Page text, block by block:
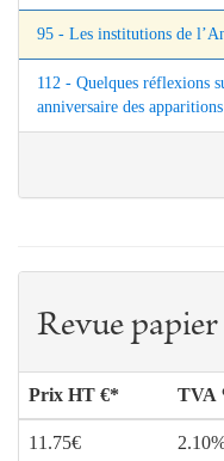
95 - Les institutions de
112 - Quelques réflexions
anniversaire des apparitions
Revue papier
Prix HT €* TVA
11.75€